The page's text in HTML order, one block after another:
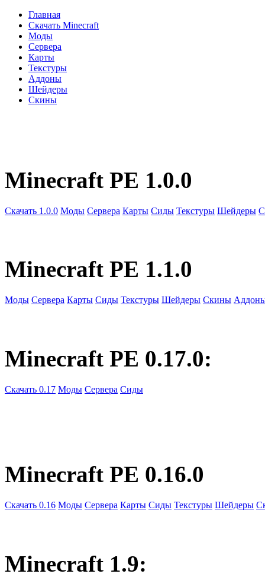
Главная
Скачать Minecraft
Моды
Сервера
Карты
Текстуры
Аддоны
Шейдеры
Скины
Minecraft PE 1.0.0
Скачать 1.0.0 Моды Сервера Карты Сиды Текстуры Шейдеры
Minecraft PE 1.1.0
Моды Сервера Карты Сиды Текстуры Шейдеры Скины
Minecraft PE 0.17.0:
Скачать 0.17 Моды Сервера Сиды
Minecraft PE 0.16.0
Скачать 0.16 Моды Сервера Карты Сиды Текстуры Шейдеры
Minecraft 1.9: